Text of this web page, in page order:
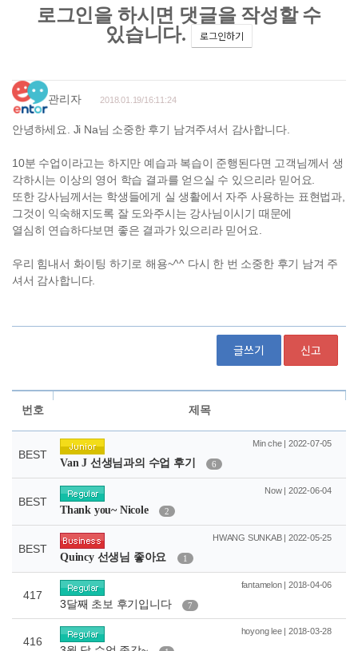
글쓰기 신고